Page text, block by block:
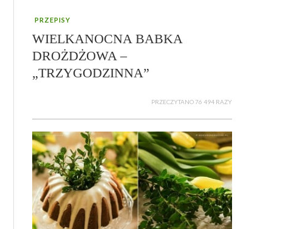
PRZEPISY
WIELKANOCNA BABKA
DROŻDŻOWA –
„TRZYGODZINNA”
PRZECZYTANO 76 494 RAZY